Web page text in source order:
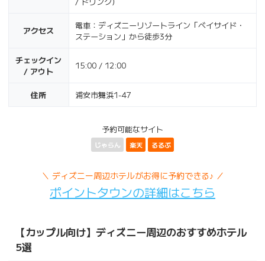
アクセス
電車：ディズニーリゾートライン「ベイサイド・
ステーション」から徒歩3分
チェックイン
/ アウト
15:00 / 12:00
住所 浦安市舞浜1-47
予約可能なサイト
じゃらん 楽天 るるぶ
＼ ディズニー周辺ホテルがお得に予約できる♪ ／
ポイントタウンの詳細はこちら
【カップル向け】ディズニー周辺のおすすめホテル
5選